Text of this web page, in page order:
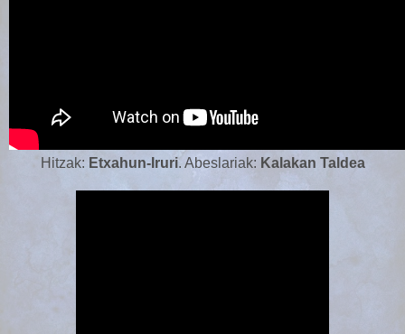
Hitzak: Etxahun-Iruri. Abeslariak: Kalakan Taldea